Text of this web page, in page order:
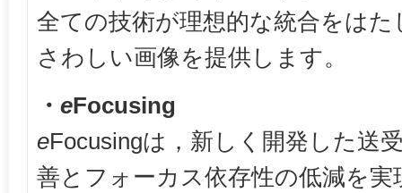
全ての技術が理想的な統合をは
さわしい画像を提供します。
・ eFocusing
eFocusingは，新しく開発した送
善とフォーカス依存性の低減を